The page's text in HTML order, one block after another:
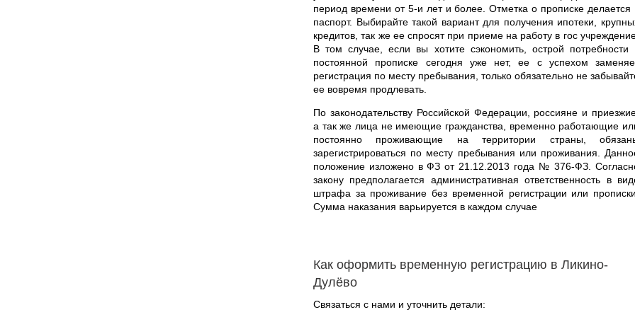
период времени от 5-и лет и более. Отметка о прописке делается
паспорт. Выбирайте такой вариант для получения ипотеки,
кредитов, так же ее спросят при приеме на работу в гос
В том случае, если вы хотите сэкономить, острой потребности
постоянной прописке сегодня уже нет, ее с успехом
регистрация по месту пребывания, только обязательно не
ее вовремя продлевать.
По законодательству Российской Федерации, россияне и
а так же лица не имеющие гражданства, временно работающие
постоянно проживающие на территории страны,
зарегистрироваться по месту пребывания или проживания.
положение изложено в ФЗ от 21.12.2013 года № 376-ФЗ.
закону предполагается административная ответственность в
штрафа за проживание без временной регистрации или прописки.
Сумма наказания варьируется в каждом случае
Как оформить временную регистрацию в Ликино-
Дулёво
Связаться с нами и уточнить детали: